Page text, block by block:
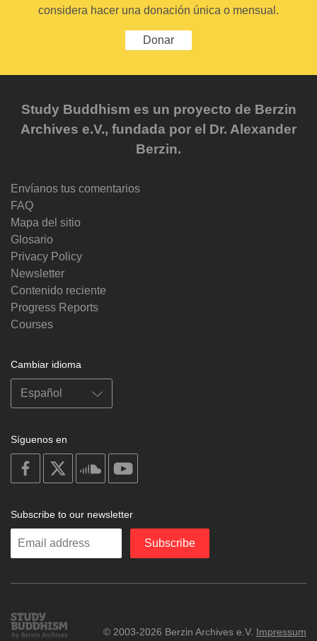
considera hacer una donación única o mensual.
Donar
Study Buddhism es un proyecto de Berzin
Archives e.V., fundada por el Dr. Alexander
Berzin.
Envíanos tus comentarios
FAQ
Mapa del sitio
Glosario
Privacy Policy
Newsletter
Contenido reciente
Progress Reports
Courses
Cambiar idioma
Síguenos en
on
facebook
soundcloud
Subscribe to our newsletter
Enter
Subscribe
Study
Buddhism
© 2003-2026 Berzin Archives e.V. Impressum